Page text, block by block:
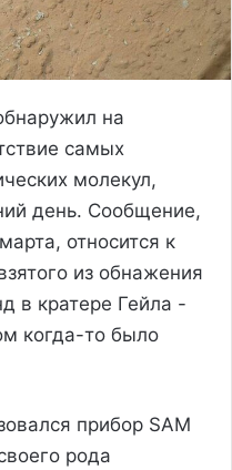
на
самых
молекул,
день. Сообщение,
относится к
из обнажения
в кратере Гейла -
когда-то было
прибор SAM
рода